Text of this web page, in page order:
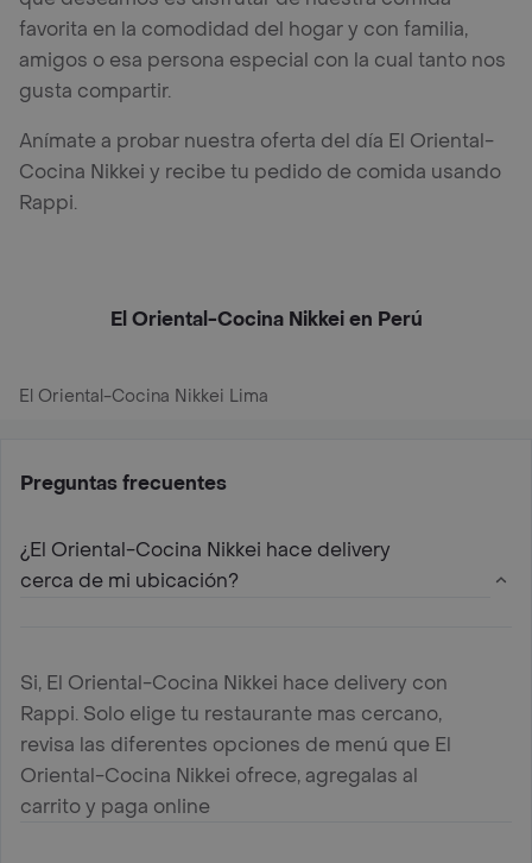
favorita en la comodidad del hogar y con familia,
amigos o esa persona especial con la cual tanto nos
gusta compartir.
Anímate a probar nuestra oferta del día El Oriental-
Cocina Nikkei y recibe tu pedido de comida usando
Rappi.
El Oriental-Cocina Nikkei en Perú
El Oriental-Cocina Nikkei Lima
Preguntas frecuentes
¿El Oriental-Cocina Nikkei hace delivery
cerca de mi ubicación?
Si, El Oriental-Cocina Nikkei hace delivery con
Rappi. Solo elige tu restaurante mas cercano,
revisa las diferentes opciones de menú que El
Oriental-Cocina Nikkei ofrece, agregalas al
carrito y paga online